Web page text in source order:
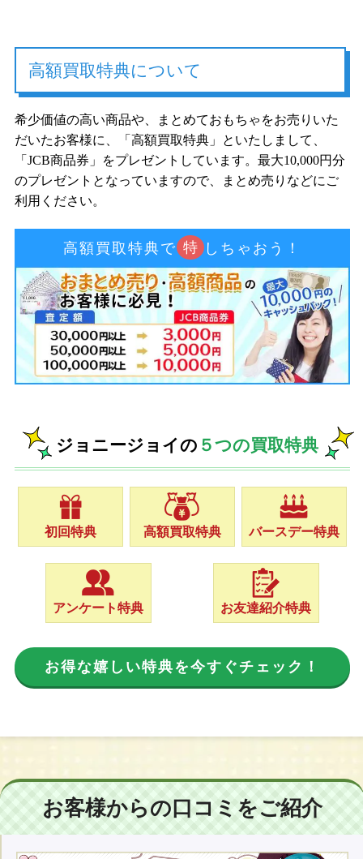
高額買取特典について
希少価値の高い商品や、まとめておもちゃをお売りいた
だいたお客様に、「高額買取特典」といたしまして、
「JCB商品券」をプレゼントしています。最大10,000円分
のプレゼントとなっていますので、まとめ売りなどにご
利用ください。
高額買取特典で 特 しちゃおう！
ジョニージョイの ５つの買取特典
初回特典 高額買取特典 バースデー特典
アンケート特典 お友達紹介特典
お得な嬉しい特典を今すぐチェック！
お客様からの口コミをご紹介